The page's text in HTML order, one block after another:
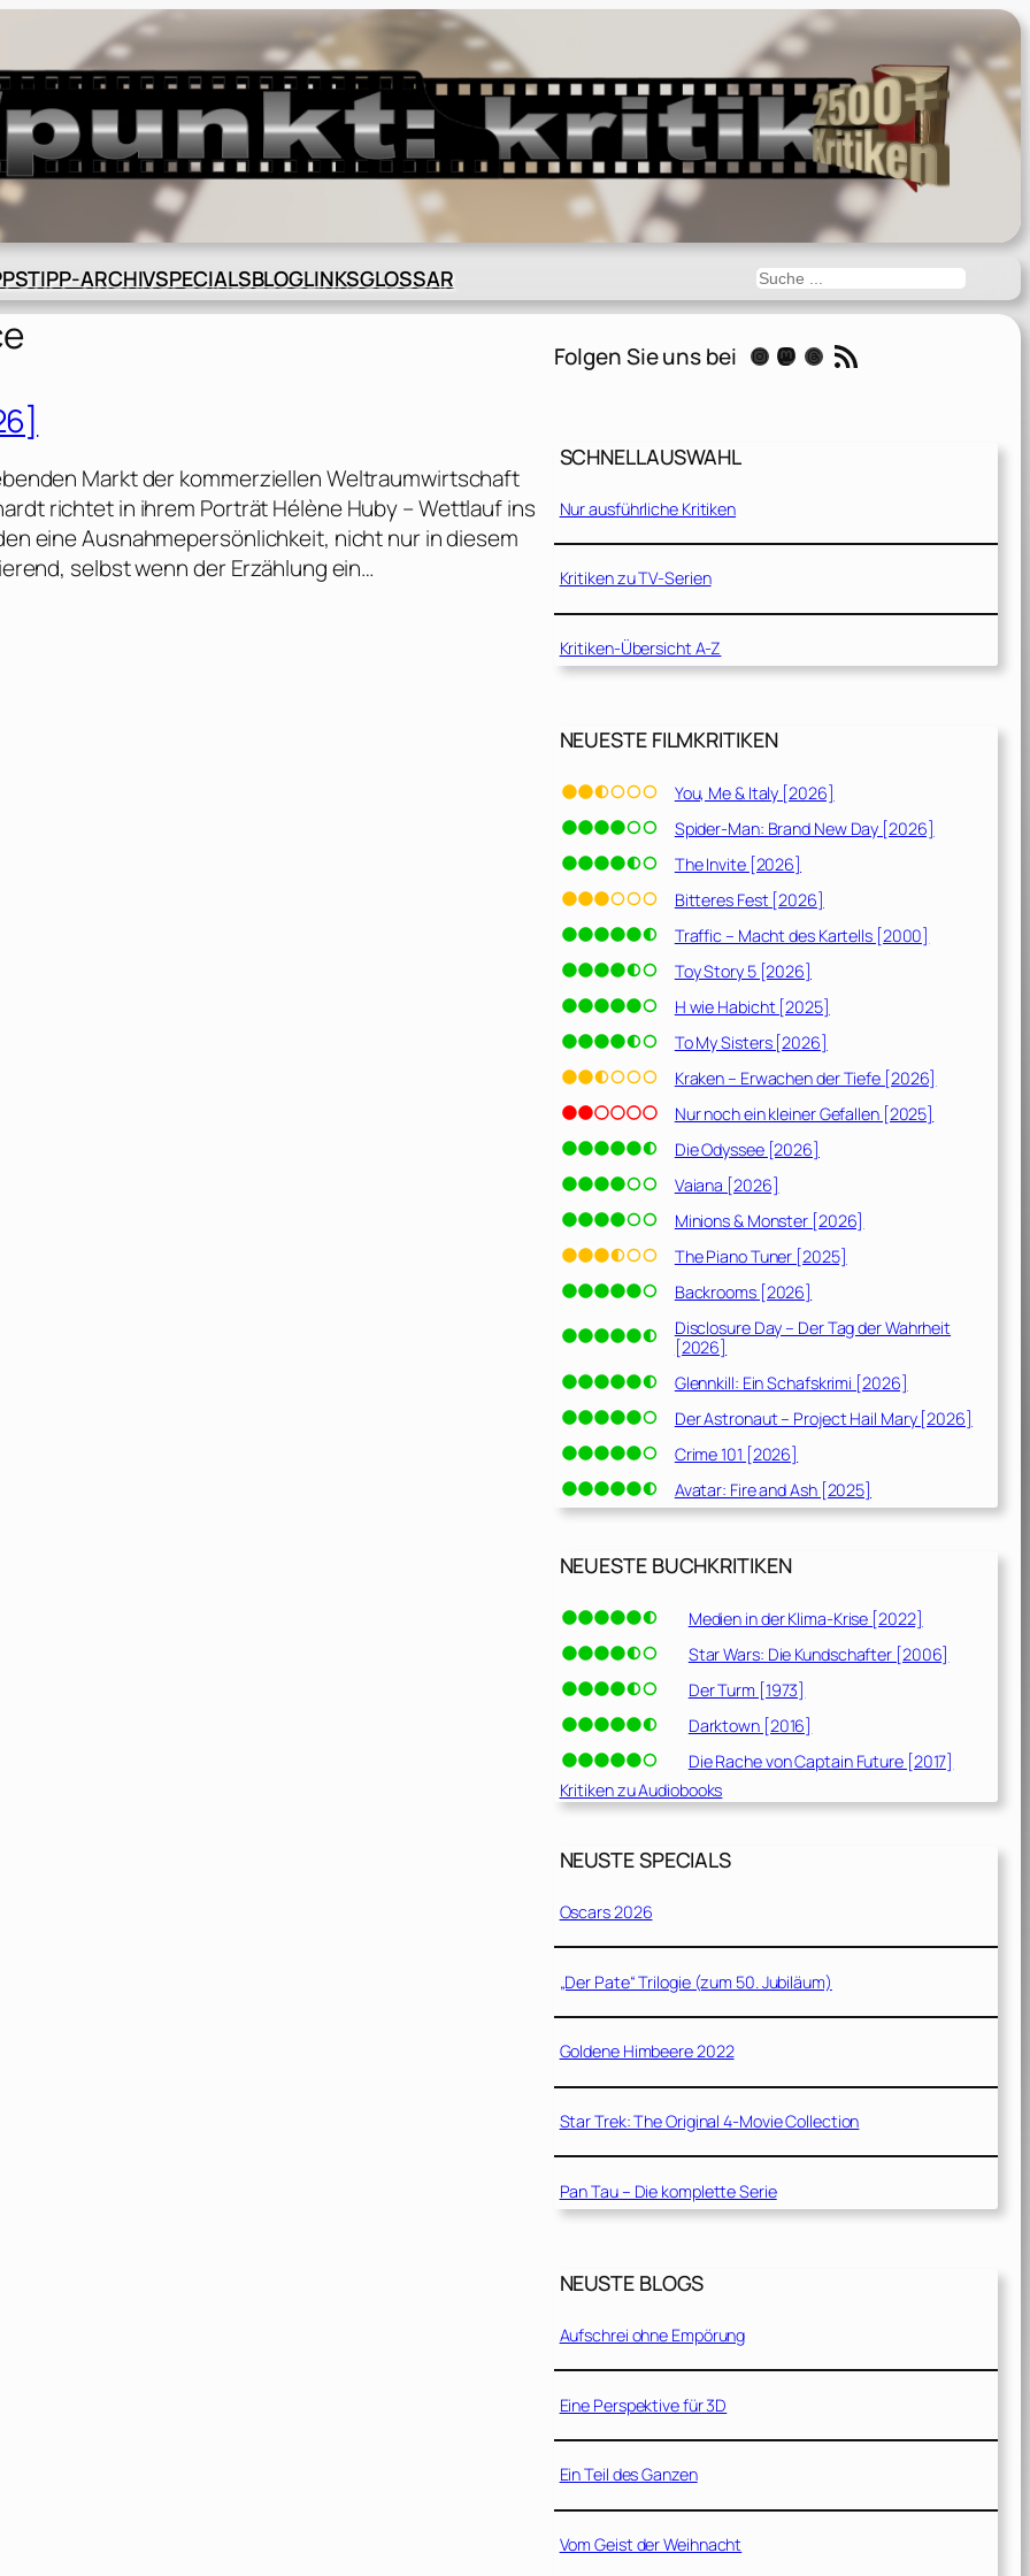
TIPP-ARCHIVSPECIALSBLOGLINKSGLOSSAR Suchen
Markt der kommerziellen Weltraumwirtschaft
richtet in ihrem Porträt Hélène Huby – Wettlauf ins
eine Ausnahmepersönlichkeit, nicht nur in diesem
selbst wenn der Erzählung ein…
Folgen Sie uns bei Instagram Mastodon Threads RSS-Feed
SCHNELLAUSWAHL
Nur ausführliche Kritiken
Kritiken zu TV-Serien
Kritiken-Übersicht A-Z
NEUESTE FILMKRITIKEN
You, Me & Italy [2026]
Spider-Man: Brand New Day [2026]
The Invite [2026]
Bitteres Fest [2026]
Traffic – Macht des Kartells [2000]
Toy Story 5 [2026]
H wie Habicht [2025]
To My Sisters [2026]
Kraken – Erwachen der Tiefe [2026]
Nur noch ein kleiner Gefallen [2025]
Die Odyssee [2026]
Vaiana [2026]
Minions & Monster [2026]
The Piano Tuner [2025]
Backrooms [2026]
Disclosure Day – Der Tag der Wahrheit
[2026]
Glennkill: Ein Schafskrimi [2026]
Der Astronaut – Project Hail Mary [2026]
Crime 101 [2026]
Avatar: Fire and Ash [2025]
NEUESTE BUCHKRITIKEN
Medien in der Klima-Krise [2022]
Star Wars: Die Kundschafter [2006]
Der Turm [1973]
Darktown [2016]
Die Rache von Captain Future [2017]
Kritiken zu Audiobooks
NEUSTE SPECIALS
Oscars 2026
„Der Pate“ Trilogie (zum 50. Jubiläum)
Goldene Himbeere 2022
Star Trek: The Original 4-Movie Collection
Pan Tau – Die komplette Serie
NEUSTE BLOGS
Aufschrei ohne Empörung
Eine Perspektive für 3D
Ein Teil des Ganzen
Vom Geist der Weihnacht